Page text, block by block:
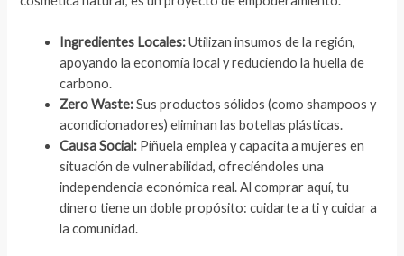
Ingredientes Locales:Utilizan insumos de la región,
apoyando la economía local y reduciendo la huella de
carbono.
Zero Waste:Sus productos sólidos (como shampoos y
acondicionadores) eliminan las botellas plásticas.
Causa Social: Piñuela emplea y capacita a mujeres en
situación de vulnerabilidad, ofreciéndoles una
independencia económica real. Al comprar aquí, tu
dinero tiene un doble propósito: cuidarte a ti y cuidar a
la comunidad.